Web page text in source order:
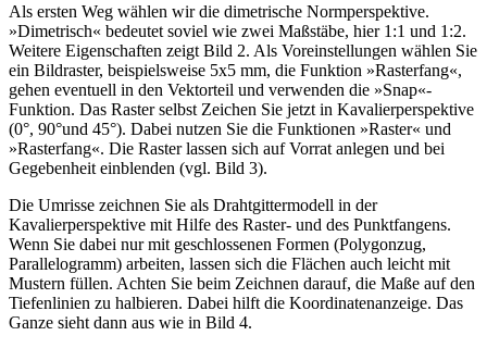
Als ersten Weg wählen wir die dimetrische Normperspektive.
»Dimetrisch« bedeutet soviel wie zwei Maßstäbe, hier 1:1 und 1:2.
Weitere Eigenschaften zeigt Bild 2. Als Voreinstellungen wählen Sie
ein Bildraster, beispielsweise 5x5 mm, die Funktion »Rasterfang«,
gehen eventuell in den Vektorteil und verwenden die »Snap«-
Funktion. Das Raster selbst Zeichen Sie jetzt in Kavalierperspektive
(0°, 90°und 45°). Dabei nutzen Sie die Funktionen »Raster« und
»Rasterfang«. Die Raster lassen sich auf Vorrat anlegen und bei
Gegebenheit einblenden (vgl. Bild 3).
Die Umrisse zeichnen Sie als Drahtgittermodell in der
Kavalierperspektive mit Hilfe des Raster- und des Punktfangens.
Wenn Sie dabei nur mit geschlossenen Formen (Polygonzug,
Parallelogramm) arbeiten, lassen sich die Flächen auch leicht mit
Mustern füllen. Achten Sie beim Zeichnen darauf, die Maße auf den
Tiefenlinien zu halbieren. Dabei hilft die Koordinatenanzeige. Das
Ganze sieht dann aus wie in Bild 4.